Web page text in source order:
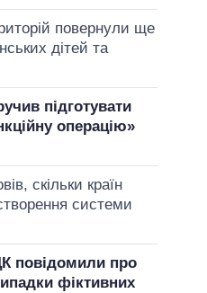
повернули ще
дітей та
підготувати
операцію»
скільки країн
системи
повідомили про
фіктивних